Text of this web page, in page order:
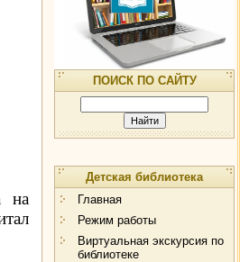
на
ПОИСК ПО САЙТУ
Детская библиотека
Главная
Режим работы
Виртуальная экскурсия по
библиотеке